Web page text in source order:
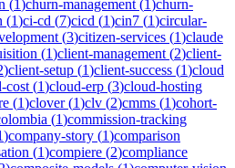
(1)churn-management (1)churn-
(1)ci-cd (7)cicd (1)cin7 (1)circular-
(3)citizen-services (1)claude
(1)client-management (2)client-
)client-setup (1)client-success (1)cloud
cost (1)cloud-erp (3)cloud-hosting
(1)clover(1)clv (2)cmms (1)cohort-
(1)commission-tracking
)company-story (1)comparison
(1)compiere (2)compliance